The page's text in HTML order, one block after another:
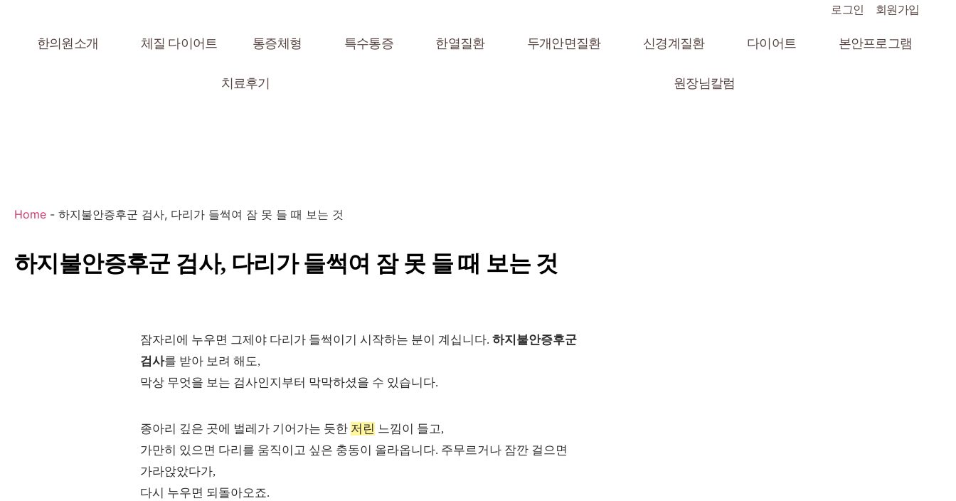
로그인 회원가입
한의원소개 체질 다이어트 통증체형 특수통증 한열질환 두개안면질환 신경계질환 다이어트 본안프로그램
치료후기 원장님칼럼
Home - 하지불안증후군 검사, 다리가 들썩여 잠 못 들 때 보는 것
하지불안증후군 검사, 다리가 들썩여 잠 못 들 때 보는 것
잠자리에 누우면 그제야 다리가 들썩이기 시작하는 분이 계십니다. 하지불안증후군
검사를 받아 보려 해도,
막상 무엇을 보는 검사인지부터 막막하셨을 수 있습니다.
종아리 깊은 곳에 벌레가 기어가는 듯한 저린 느낌이 들고,
가만히 있으면 다리를 움직이고 싶은 충동이 올라옵니다. 주무르거나 잠깐 걸으면
가라앉았다가,
다시 누우면 되돌아오죠.